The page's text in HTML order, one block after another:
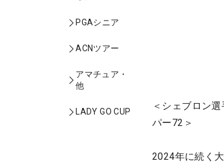
PGAシニア
ACNツアー
アマチュア・
他
LADY GO CUP
＜シェブロン
パー72＞
2024年に続く